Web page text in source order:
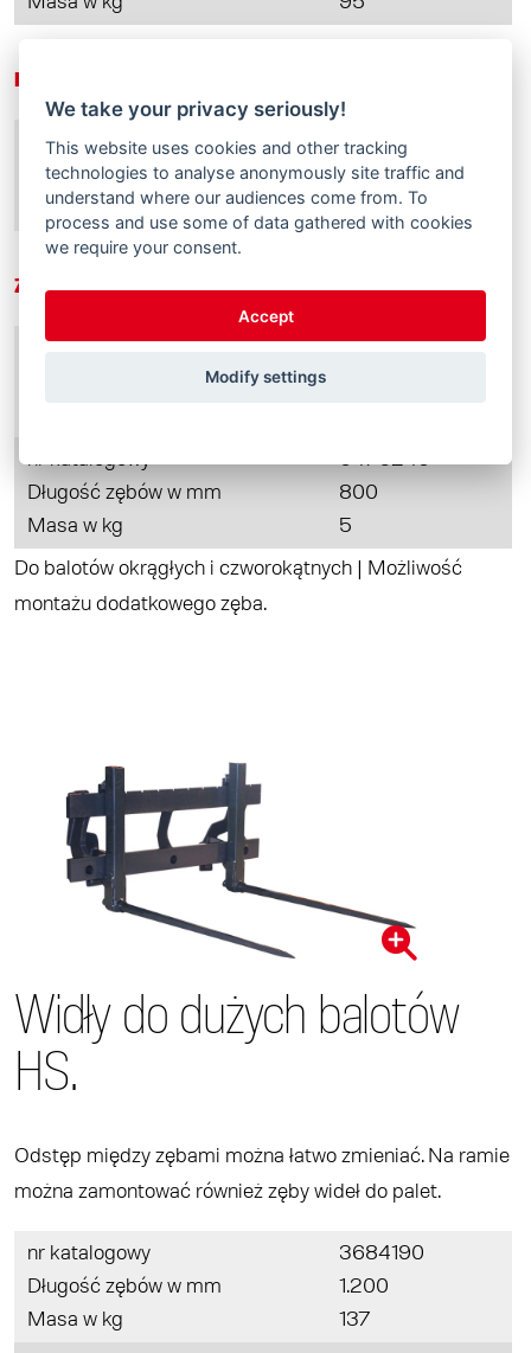
nr katalogowy
3385190
Długość zębów w mm
1.000
Masa w kg
76
Zęby do dużych ciężarów (dane na szt.)
Długość zębów w mm
nr katalogowy
0476240
Długość zębów w mm
800
Masa w kg
5
Do balotów okrągłych i czworokątnych | Możliwość
montażu dodatkowego zęba.
Widły do dużych balotów
HS.
Odstęp między zębami można łatwo zmieniać. Na ramie
można zamontować również zęby wideł do palet.
nr katalogowy
3684190
Długość zębów w mm
1.200
Masa w kg
137
We take your privacy seriously!
This website uses cookies and other tracking
technologies to analyse anonymously site traffic and
understand where our audiences come from. To
process and use some of data gathered with cookies
we require your consent.
Accept
Modify settings